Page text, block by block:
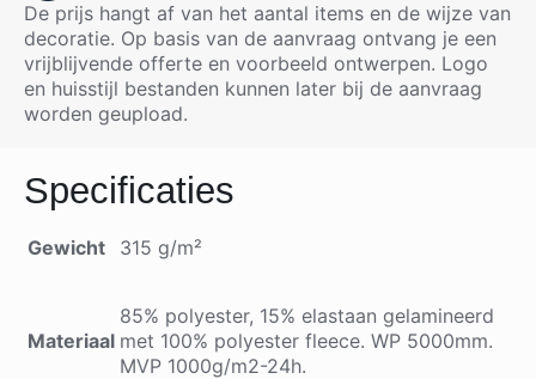
De prijs hangt af van het aantal items en de wijze van
decoratie. Op basis van de aanvraag ontvang je een
vrijblijvende offerte en voorbeeld ontwerpen. Logo
en huisstijl bestanden kunnen later bij de aanvraag
worden geupload.
Specificaties
Gewicht 315 g/m²
Materiaal
85% polyester, 15% elastaan gelamineerd
met 100% polyester fleece. WP 5000mm.
MVP 1000g/m2-24h.